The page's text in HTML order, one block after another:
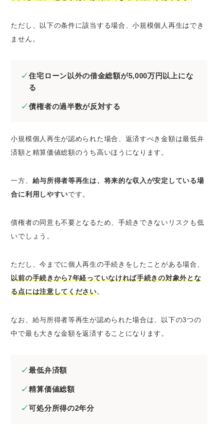
ただし、以下の条件に該当する場合、小規模個人再生はでき
ません。
住宅ローン以外の借金総額が5,000万円以上にな
る
債権者の過半数が反対する
小規模個人再生が認められた場合、返済すべき金額は最低弁
済額と精算価値総額のうち高いほうになります。
一方、 給与所得者等再生は、将来的な収入が安定している場
合に利用しやすいです。
債権者の同意も不要となるため、手続きできないリスクも低
いでしょう。
ただし、今までに個人再生の手続きをしたことがある場合、
以前の手続きから7年経っていなければ手続きの対象外とな
る点には注意してください。
なお、給与所得者等再生が認められた場合は、以下の3つの
中で最も大きな金額を返済することになります。
最低弁済額
精算価値総額
可処分所得の2年分